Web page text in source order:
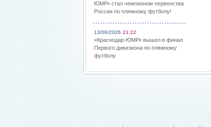
ЮМР» стал чемпионом первенства
России по пляжному футболу!
13/06/2026 21:22
«Краснодар-ЮМР» вышел в финал
Первого дивизиона по пляжному
футболу